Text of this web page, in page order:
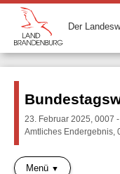
Der
23. Februar 2025, 0007
Amtliches Endergebnis,
Menü